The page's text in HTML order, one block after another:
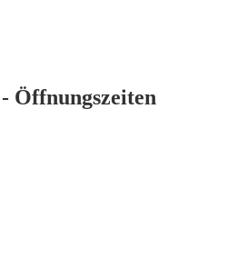
Öffnungszeiten